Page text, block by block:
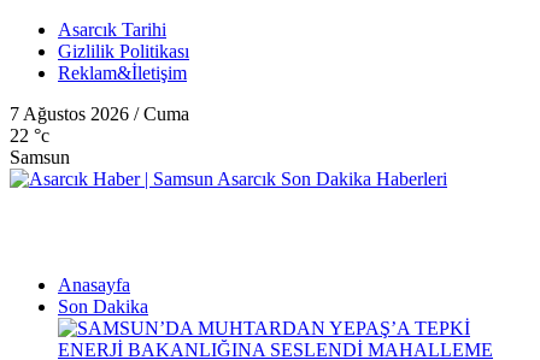
Asarcık Tarihi
Gizlilik Politikası
Reklam&İletişim
7 Ağustos 2026 / Cuma
22 °c
Samsun
Anasayfa
Son Dakika